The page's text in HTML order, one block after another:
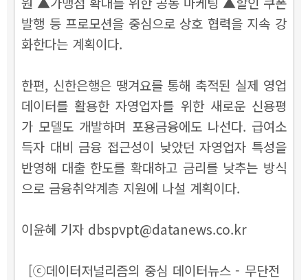
발행 등 프로모션을 중심으로 상호 협력을 지속 강
화한다는 계획이다.
한편, 신한은행은 땡겨요를 통해 축적된 실제 영업
데이터를 활용한 자영업자를 위한 새로운 신용평
가 모델도 개발하며 포용금융에도 나선다. 급여소
득자 대비 금융 접근성이 낮았던 자영업자 특성을
반영해 대출 한도를 확대하고 금리를 낮추는 방식
으로 금융취약계층 지원에 나설 계획이다.
이윤혜 기자 dbspvpt@datanews.co.kr
[ⓒ데이터저널리즘의 중심 데이터뉴스 - 무단전